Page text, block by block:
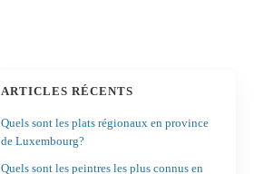
ARTICLES RÉCENTS
Quels sont les plats régionaux en province
de Luxembourg?
Quels sont les peintres les plus connus en